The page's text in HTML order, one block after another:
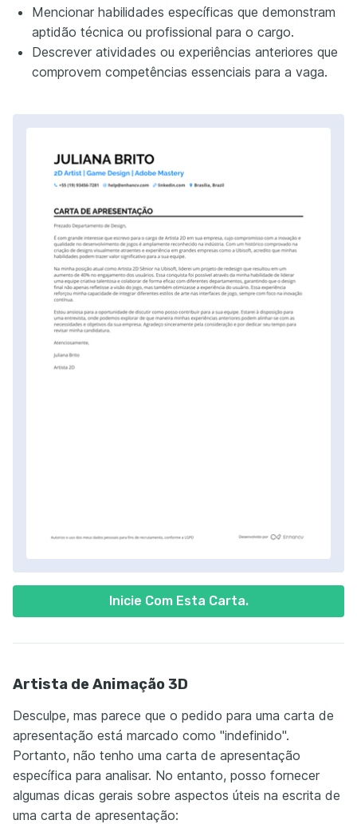
Inicie Com Esta Carta.
Mencionar habilidades específicas que demonstram
aptidão técnica ou profissional para o cargo.
Descrever atividades ou experiências anteriores que
comprovem competências essenciais para a vaga.
Artista de Animação 3D
Desculpe, mas parece que o pedido para uma carta de
apresentação está marcado como "indefinido".
Portanto, não tenho uma carta de apresentação
específica para analisar. No entanto, posso fornecer
algumas dicas gerais sobre aspectos úteis na escrita de
uma carta de apresentação: